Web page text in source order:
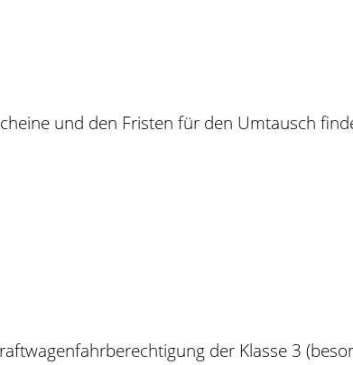
und den Fristen für den Umtausch
der Klasse 3